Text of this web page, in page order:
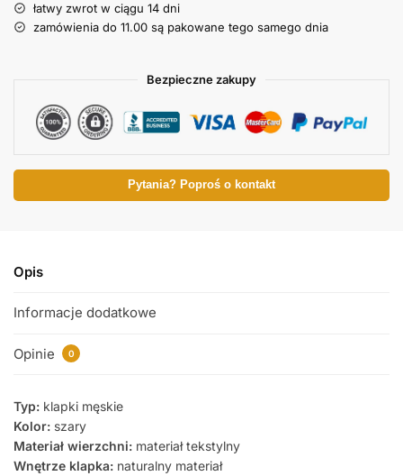
łatwy zwrot w ciągu 14 dni
zamówienia do 11.00 są pakowane tego samego dnia
Bezpieczne zakupy
Pytania? Poproś o kontakt
Opis
Informacje dodatkowe
Opinie 0
Typ: klapki męskie
Kolor: szary
Materiał wierzchni: materiał tekstylny
Wnętrze klapka: naturalny materiał